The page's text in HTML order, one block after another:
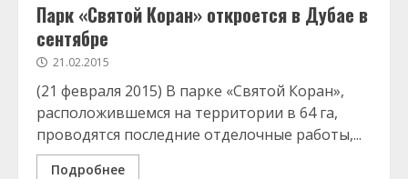
Парк «Святой Коран» откроется в Дубае в
сентябре
21.02.2015
(21 февраля 2015) В парке «Святой Коран»,
расположившемся на территории в 64 га,
проводятся последние отделочные работы,...
Подробнее